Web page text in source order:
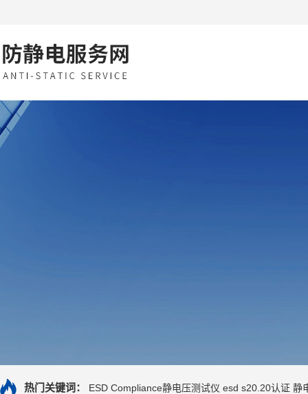
热门关键词： ESD Compliance静电压测试仪 esd s20.20认证 静